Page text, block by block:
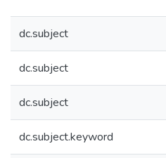
dc.subject
dc.subject
dc.subject
dc.subject.keyword